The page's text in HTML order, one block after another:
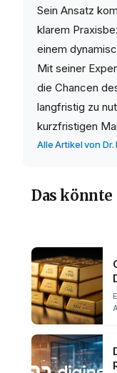
Sein Ansatz
klarem
einem
Mit seiner
die Chancen
langfristig zu
kurzfristigen
Alle Artikel von
Das